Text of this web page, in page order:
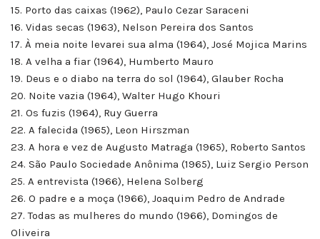
15. Porto das caixas (1962), Paulo Cezar Saraceni
16. Vidas secas (1963), Nelson Pereira dos Santos
17. À meia noite levarei sua alma (1964), José Mojica Marins
18. A velha a fiar (1964), Humberto Mauro
19. Deus e o diabo na terra do sol (1964), Glauber Rocha
20. Noite vazia (1964), Walter Hugo Khouri
21. Os fuzis (1964), Ruy Guerra
22. A falecida (1965), Leon Hirszman
23. A hora e vez de Augusto Matraga (1965), Roberto Santos
24. São Paulo Sociedade Anônima (1965), Luiz Sergio Person
25. A entrevista (1966), Helena Solberg
26. O padre e a moça (1966), Joaquim Pedro de Andrade
27. Todas as mulheres do mundo (1966), Domingos de
Oliveira